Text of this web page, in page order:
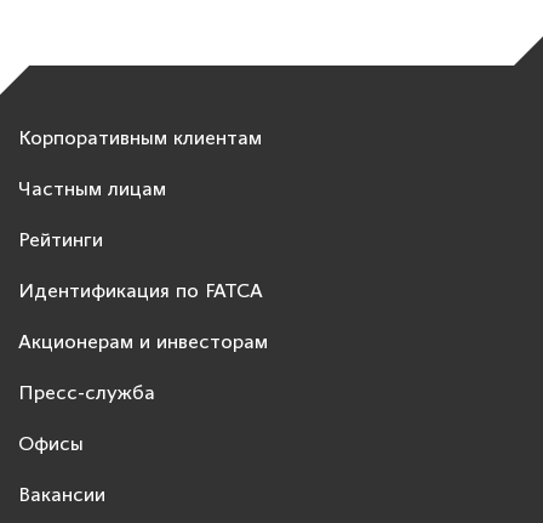
Корпоративным клиентам
Частным лицам
Рейтинги
Идентификация по FATCA
Акционерам и инвесторам
Пресс-служба
Офисы
Вакансии